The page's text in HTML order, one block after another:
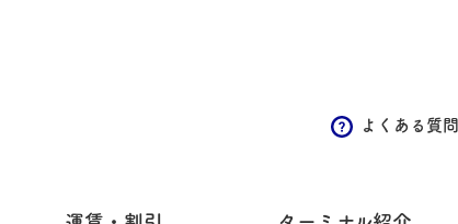
よくある質問